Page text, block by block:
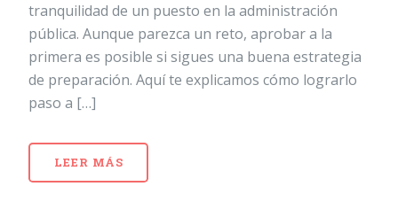
tranquilidad de un puesto en la administración
pública. Aunque parezca un reto, aprobar a la
primera es posible si sigues una buena estrategia
de preparación. Aquí te explicamos cómo lograrlo
paso a […]
LEER MÁS